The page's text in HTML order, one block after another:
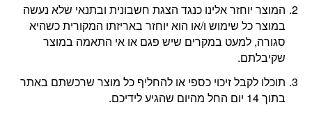
המוצר יוחזר אלינו כנגד הצגת חשבונית ובתנאי שלא נעשה
במוצר כל שימוש ו/או הוא יוחזר באריזתו המקורית כשהיא
סגורה, למעט במקרים שיש פגם או אי התאמה במוצר
שקיבלתם.
תוכלו לקבל זיכוי כספי או להחליף כל מוצר שרכשתם באתר
בתוך 14 יום החל מהיום שהגיע לידיכם.